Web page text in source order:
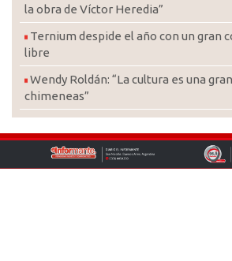
la obra de Víctor Heredia”
Ternium despide el año con un gran
libre
Wendy Roldán: “La cultura es una
chimeneas”